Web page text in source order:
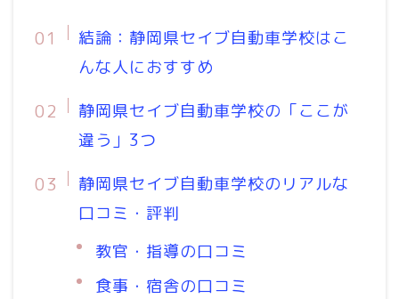
結論：静岡県セイブ自動車学校はこ
んな人におすすめ
静岡県セイブ自動車学校の「ここが
違う」3つ
静岡県セイブ自動車学校のリアルな
口コミ・評判
教官・指導の口コミ
食事・宿舎の口コミ